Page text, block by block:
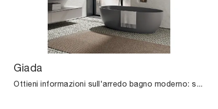
Giada
Ottieni informazioni sull'arredo bagno moderno: sanitari in resina minerale come il modello Giada di Agha ti attendono.